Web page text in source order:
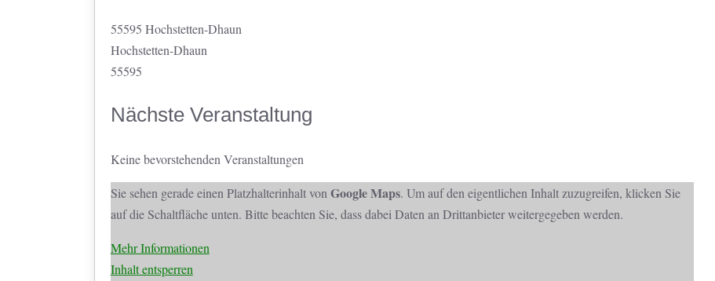
55595 Hochstetten-Dhaun
Hochstetten-Dhaun
55595
Nächste Veranstaltung
Keine bevorstehenden Veranstaltungen
Sie sehen gerade einen Platzhalterinhalt von Google Maps. Um auf den eigentlichen Inhalt zuzugreifen, klicken Sie
auf die Schaltfläche unten. Bitte beachten Sie, dass dabei Daten an Drittanbieter weitergegeben werden.
Mehr Informationen
Inhalt entsperren